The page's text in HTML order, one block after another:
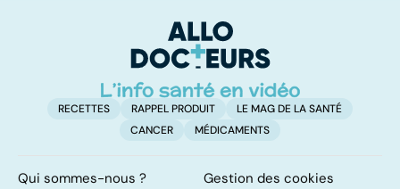
RECETTES RAPPEL PRODUIT
LE MAG DE LA SANTÉ
CANCER
MÉDICAMENTS
Qui sommes-nous ? Gestion des cookies